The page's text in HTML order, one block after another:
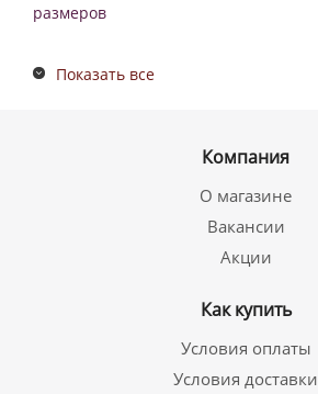
размеров
Показать все
Компания
О магазине
Вакансии
Акции
Как купить
Условия оплаты
Условия доставки